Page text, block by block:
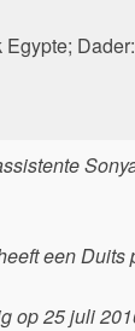
een
op 25 juli